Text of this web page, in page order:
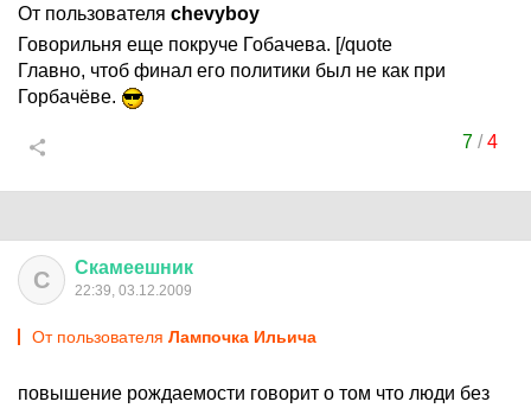
От пользователя chevyboy
Говорильня еще покруче Гобачева. [/quote
Главно, чтоб финал его политики был не как при
Горбачёве.
7/4
С Скамеешник
22:39, 03.12.2009
От пользователя Лампочка Ильича
повышение рождаемости говорит о том что люди без